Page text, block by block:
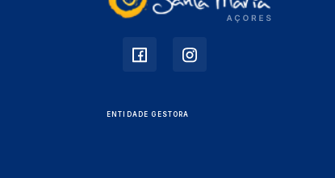
ENTIDADE GESTORA